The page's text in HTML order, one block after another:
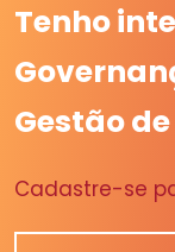
Tenho
Gestão
Cadastre-se